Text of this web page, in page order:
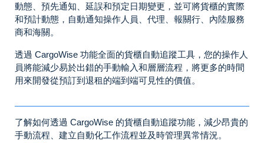
動態、預先通知、延誤和預定日期變更，並可將貨櫃的實際
和預計動態，自動通知操作人員、代理、報關行、內陸服務
商和海關。
透過 CargoWise 功能全面的貨櫃自動追蹤工具，您的操作人
員將能減少易於出錯的手動輸入和層層流程，將更多的時間
用來開發從預訂到退租的端到端可見性的價值。
了解如何透過 CargoWise 的貨櫃自動追蹤功能，減少昂貴的
手動流程、建立自動化工作流程並及時管理異常情況。